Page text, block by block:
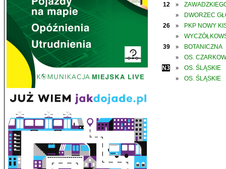
12
»
»
DWORZEC
26
» PKP NOWY
»
39
» BOTANICZNA
»
OS.
N3
» OS. ŚLĄSKIE
» OS. ŚLĄSKIE